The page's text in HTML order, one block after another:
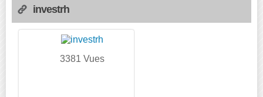
investrh
3381 Vues